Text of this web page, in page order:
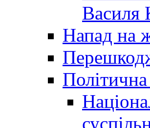
Василя
Напад на